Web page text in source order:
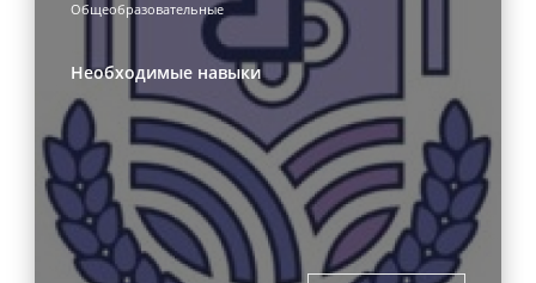
Общеобразовательные
Необходимые навыки